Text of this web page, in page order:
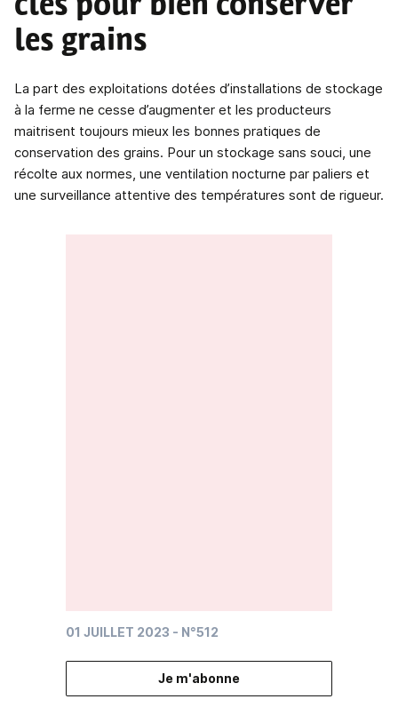
clés pour bien conserver
les grains
La part des exploitations dotées d’installations de stockage
à la ferme ne cesse d’augmenter et les producteurs
maitrisent toujours mieux les bonnes pratiques de
conservation des grains. Pour un stockage sans souci, une
récolte aux normes, une ventilation nocturne par paliers et
une surveillance attentive des températures sont de rigueur.
01 JUILLET 2023 - N°512
Je m'abonne